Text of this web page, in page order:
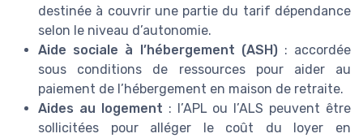
destinée à couvrir une partie du tarif dépendance
selon le niveau d’autonomie.
Aide sociale à l’hébergement (ASH): accordée
sous conditions de ressources pour aider au
paiement de l’hébergement en maison de retraite.
Aides au logement : l’APL ou l’ALS peuvent être
sollicitées pour alléger le coût du loyer en